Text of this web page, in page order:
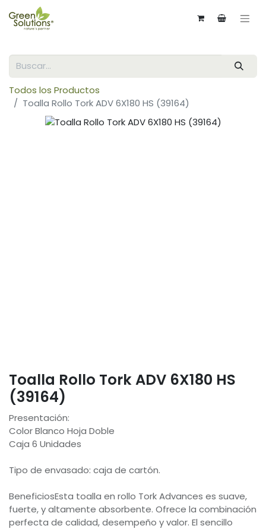
Todos los Productos
Toalla Rollo Tork ADV 6X180 HS (39164)
Toalla Rollo Tork ADV 6X180 HS
(39164)
Presentación:
Color Blanco Hoja Doble
Caja 6 Unidades
Tipo de envasado: caja de cartón.
BeneficiosEsta toalla en rollo Tork Advances es suave,
fuerte, y altamente absorbente. Ofrece la combinación
perfecta de calidad, desempeño y valor. El sencillo